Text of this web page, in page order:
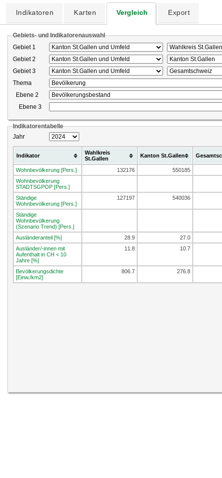
Indikatoren Karten Vergleich Export
Gebiets- und Indikatorenauswahl
Gebiet 1
Gebiet 2
Gebiet 3
Thema
Ebene 2
Ebene 3
Indikatorentabelle
Jahr
Indikator
Wahlkreis
St.Gallen
Kanton St.Gallen
Wohnbevölkerung [Pers.] 132176
550185
Wohnbevölkerung
STADTSGPOP [Pers.]
Ständige
Wohnbevölkerung [Pers.]
127197 540036
Ständige
Wohnbevölkerung
(Szenario Trend) [Pers.]
Ausländeranteil [%]
28.9
27.0
Ausländer/-innen mit
Aufenthalt in CH < 10
Jahre [%]
11.8 10.7
Bevölkerungsdichte
[Einw./km2]
806.7 276.8